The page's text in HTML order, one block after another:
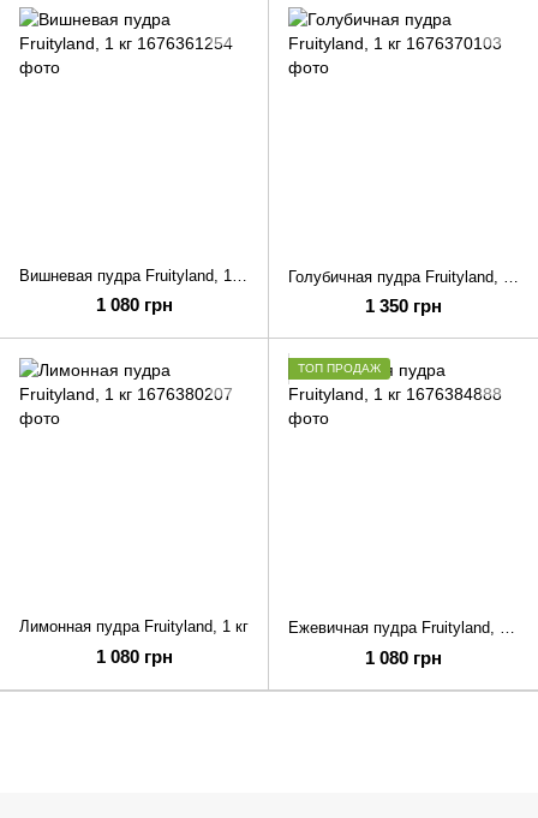
1 080 грн 1 350 грн
Лимонная пудра Fruityland, 1 кг
1 080 грн
ТОП ПРОДАЖ
Ежевичная пудра Fruityland, 1 кг
1 080 грн